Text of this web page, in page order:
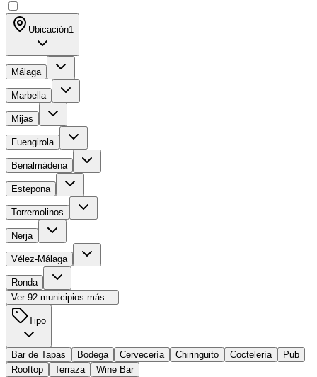
Ubicación1
Málaga
Marbella
Mijas
Fuengirola
Benalmádena
Estepona
Torremolinos
Nerja
Vélez-Málaga
Ronda
Ver 92 municipios más...
Tipo
Bar de Tapas Bodega Cervecería Chiringuito Coctelería
Pub
Rooftop
Terraza Wine Bar